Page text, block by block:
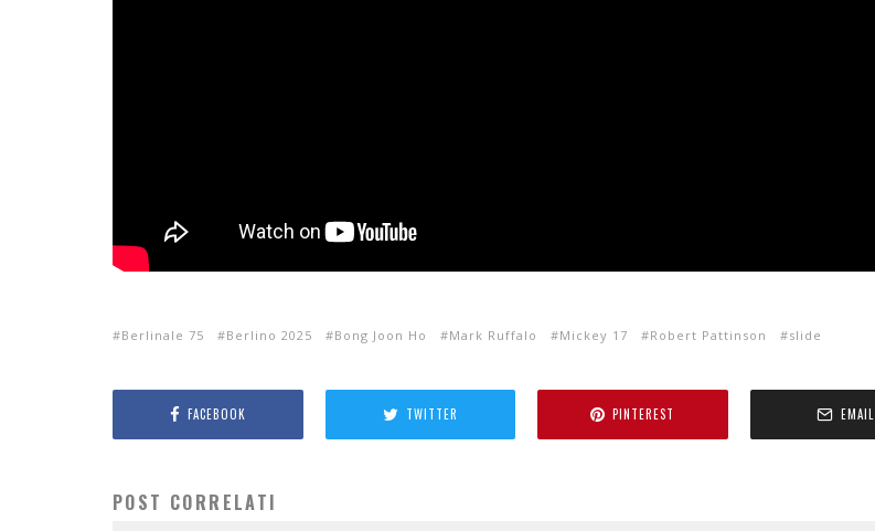
Berlinale 75 Berlino 2025 Bong Joon Ho Mark Ruffalo Mickey 17 Robert Pattinson slide
FACEBOOK TWITTER PINTEREST EMAIL
POST CORRELATI